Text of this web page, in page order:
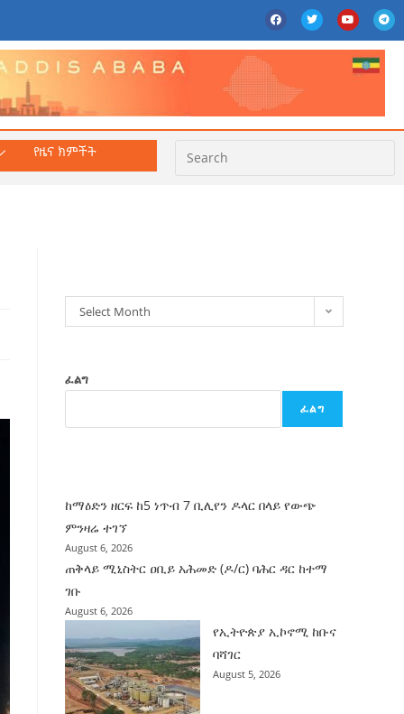
የዜና ክምችት
Select Month
ፈልግ
ፈልግ
ከማዕድን ዘርፍ ከ5 ነጥብ 7 ቢሊየን ዶላር በላይ የውጭ
ምንዛሬ ተገኘ
August 6, 2026
ጠቅላይ ሚኒስትር ዐቢይ አሕመድ (ዶ/ር) ባሕር ዳር ከተማ
ገቡ
August 6, 2026
የኢትዮጵያ ኢኮኖሚ ከቡና
ባሻገር
August 5, 2026